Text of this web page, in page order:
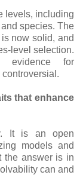
levels, including
species. The
now solid, and
level selection.
evidence for
that enhance
It is an open
models and
the answer is in
can and